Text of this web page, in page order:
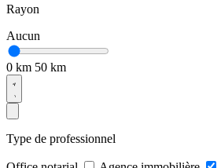
Rayon
Aucun
0 km 50 km
Type de professionnel